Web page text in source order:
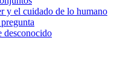
y el cuidado de lo humano
desconocido